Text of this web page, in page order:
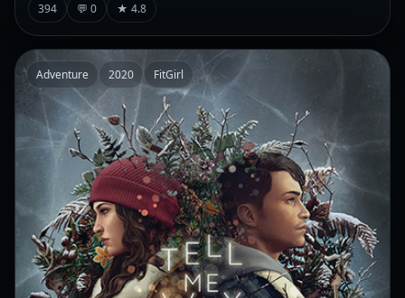
394 💬 0 ★ 4.8
Adventure 2020 FitGirl